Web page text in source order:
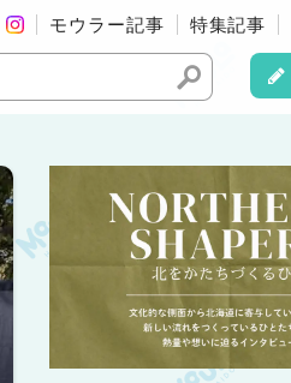
モウラー記事 特集記事